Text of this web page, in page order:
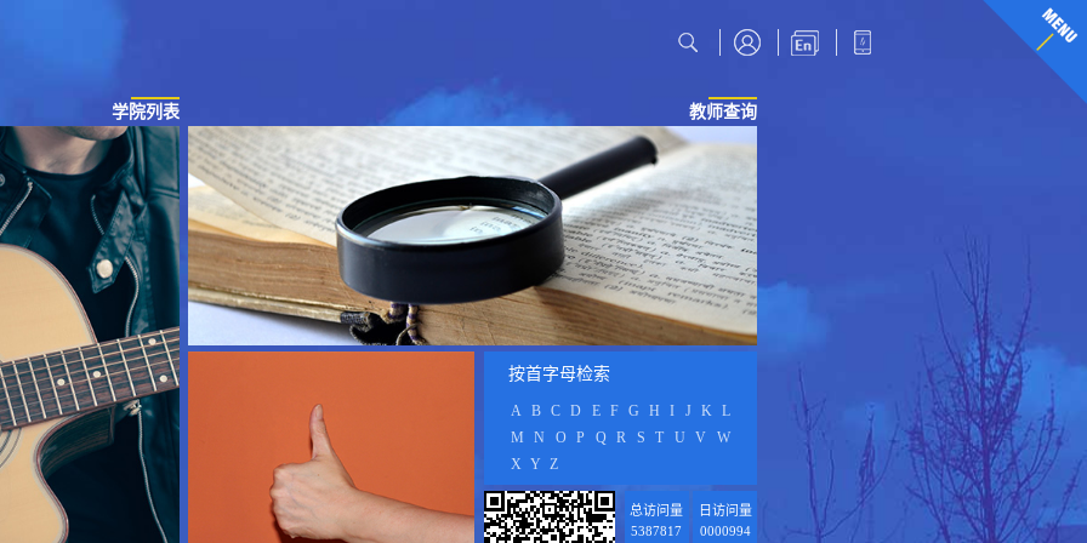
学院列表 教师查询
按首字母检索
A B C D E F G H I J K
L
M
N O P Q R S T U V
W
X Y Z
总访问量
5387817
日访问量
0000994